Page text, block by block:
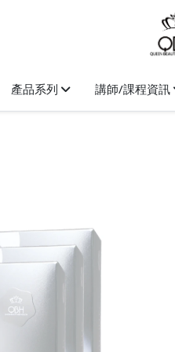
產品系列 講師/課程資訊